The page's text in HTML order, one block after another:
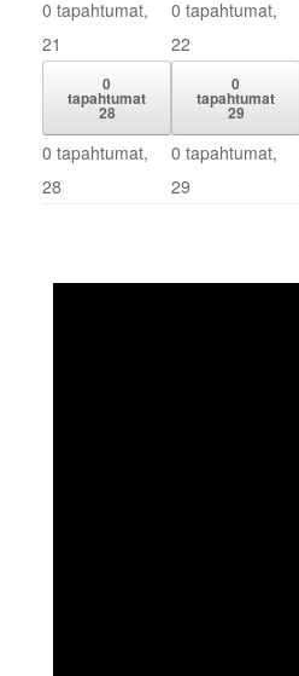
0 tapahtumat,
21
0 tapahtumat,
22
0
tapahtumat
28
0 tapahtumat,
28
0
tapahtumat
29
0 tapahtumat,
29